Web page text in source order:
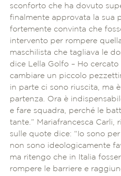
sconforto che ha dovuto
finalmente approvata la sua
fortemente convinta che
intervento per rompere
maschilista che tagliava le
dice Lella Golfo – Ho
cambiare un piccolo
in parte ci sono riuscita, ma
partenza. Ora è
e fare squadra, perché le
tante.” Mariafrancesca Carli,
sulle quote dice: “Io sono
non sono ideologicamente
ma ritengo che in Italia
rompere le barriere e